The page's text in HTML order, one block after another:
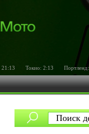
21:13 Токио: 2:13 Портленд: